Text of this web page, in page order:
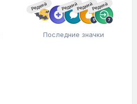
Редкий РедкийРедкийРедкий
Последние значки